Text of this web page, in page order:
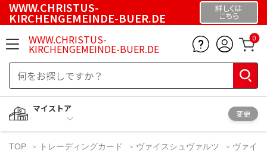
WWW.CHRISTUS-
KIRCHENGEMEINDE-BUER.DE
詳しくは
こちら
WWW.CHRISTUS-
KIRCHENGEMEINDE-BUER.DE
0
マイストア
変更
TOP トレーディングカード ヴァイスシュヴァルツ
ヴァイ